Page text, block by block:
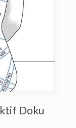
Doku